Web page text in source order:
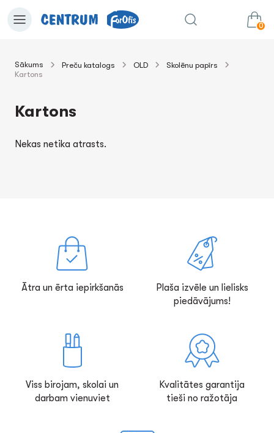
0
Sākums Preču katalogs OLD
Skolēnu papīrs
Kartons
Kartons
Nekas netika atrasts.
Ātra un ērta iepirkšanās
Plaša izvēle un lielisks
piedāvājums!
Viss birojam, skolai un
darbam vienuviet
Kvalitātes garantija
tieši no ražotāja